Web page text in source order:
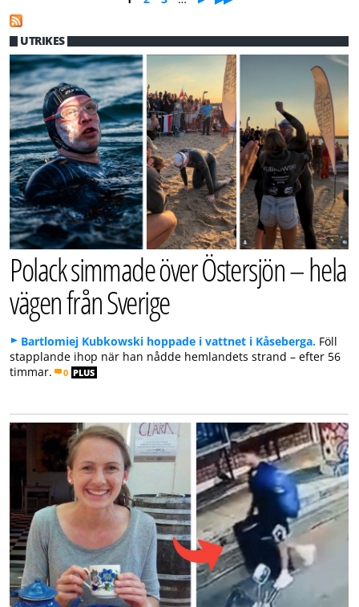
Sidor
UTRIKES
Polack simmade över Östersjön – hela
vägen från Sverige
Bartlomiej Kubkowski hoppade i vattnet i Kåseberga. Föll
stapplande ihop när han nådde hemlandets strand – efter 56
timmar.
0 PLUS